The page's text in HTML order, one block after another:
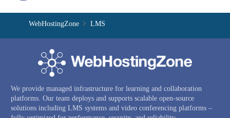
WebHostingZone LMS
We provide managed infrastructure for learning and collaboration
platforms. Our team deploys and supports scalable open-source
solutions including LMS systems and video conferencing platforms –